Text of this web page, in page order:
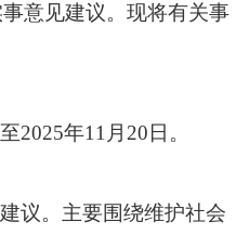
意见建议。 现将有关事
2025年11月20日。
议。 主要围绕维护社会